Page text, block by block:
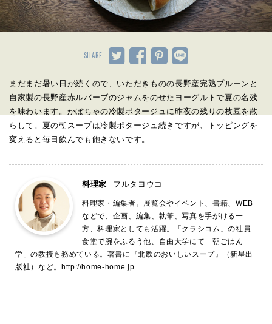
SHARE
まだまだ暑い日が続くので、いただきものの長野産完熟プルーンと
自家製の長野産赤ルバーブのジャムをのせたヨーグルトで夏の名残
を味わいます。かぼちゃの冷製ポタージュに昨夜の残りの枝豆を散
らして。夏の朝スープは冷製ポタージュ続きですが、トッピングを
変えると毎日飲んでも飽きないです。
料理家 フルタヨウコ
料理家・編集者。展覧会やイベント、書籍、WEB
などで、企画、編集、執筆、写真を手がける一
方、料理家としても活躍。「クラシコム」の社員
食堂で腕をふるう他、自由大学にて「朝ごはん
学」の教授も務めている。著書に『北欧のおいしいスープ』（新星出
版社）など。 http://home-home.jp